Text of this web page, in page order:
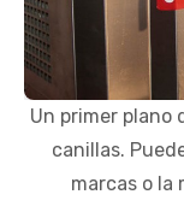
Un primer plano
canillas.
marcas o la